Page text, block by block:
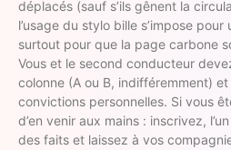
déplacés (sauf s’ils gênent la
l’usage du stylo bille s’impose
surtout pour que la page carbone
Vous et le second conducteur
colonne (A ou B, indifféremment)
convictions personnelles. Si vous
d’en venir aux mains : inscrivez,
des faits et laissez à vos